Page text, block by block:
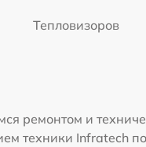
Тепловизоров
ремонтом и
техники Infratech